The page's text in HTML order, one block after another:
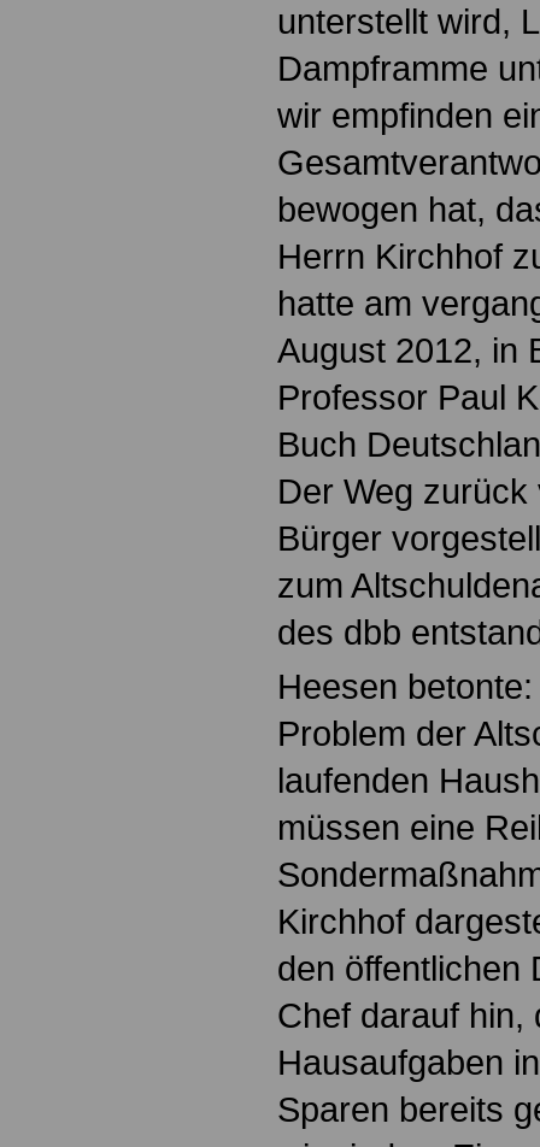
unterstellt wird,
Dampframme
wir empfinden
bewogen hat,
Herrn Kirchhof
hatte am
August 2012, in
Professor Paul
Buch
Der Weg
Bürger
zum
des dbb
Heesen
Problem der
laufenden
müssen eine
Kirchhof
den öffentlichen
Chef darauf hin,
Hausaufgaben
Sparen bereits